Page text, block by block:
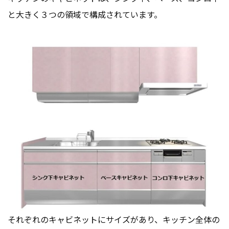
と大きく３つの領域で構成されています。
それぞれのキャビネットにサイズがあり、キッチン全体の